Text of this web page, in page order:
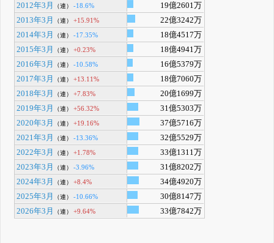
2012年3月
（連） -18.6%
19億2601万
2013年3月
（連） +15.91%
22億3242万
2014年3月
（連） -17.35%
18億4517万
2015年3月
（連） +0.23%
18億4941万
2016年3月
（連） -10.58%
16億5379万
2017年3月
（連） +13.11%
18億7060万
2018年3月
（連） +7.83%
20億1699万
2019年3月
（連） +56.32%
31億5303万
2020年3月
（連） +19.16%
37億5716万
2021年3月
（連） -13.36%
32億5529万
2022年3月
（連） +1.78%
33億1311万
2023年3月
（連） -3.96%
31億8202万
2024年3月
（連） +8.4%
34億4920万
2025年3月
（連） -10.66%
30億8147万
2026年3月
（連） +9.64% 33億7842万